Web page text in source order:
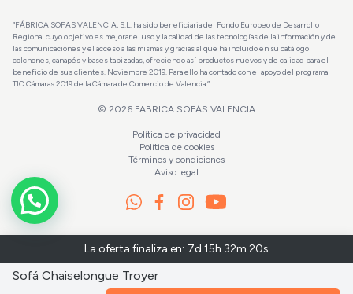
La oferta finaliza en: 7d 15h 32m 19s
Sofá Chaiselongue Troyer
“FÁBRICA SOFAS VALENCIA, S.L. ha sido beneficiaria del Fondo Europeo de Desarrollo
Regional cuyo objetivo es mejorar el uso y la calidad de las tecnologías de la información y de
las comunicaciones y el acceso a las mismas y gracias al que ha incluido en su catálogo
colchones, canapés y bases tapizadas, ofreciendo así productos nuevos y de calidad para el
beneficio de sus clientes. Noviembre 2019. Para ello ha contado con el apoyo del programa
TIC Cámaras 2019 de la Cámara de Comercio de Valencia.”
© 2026 FABRICA SOFÁS VALENCIA
Política de privacidad
Política de cookies
Términos y condiciones
Aviso legal